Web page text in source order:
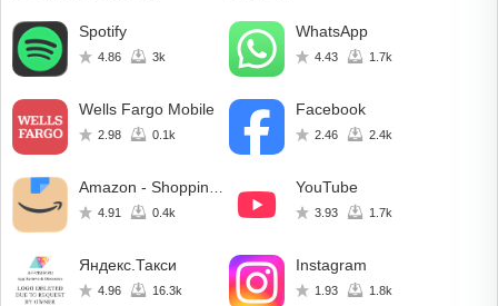
Spotify
4.86 3k
Wells Fargo Mobile
2.98 0.1k
Amazon - Shopping made easy
4.91 0.4k
Яндекс.Такси
4.96 16.3k
WhatsApp
4.43 1.7k
Facebook
2.46 2.4k
YouTube
3.93 1.7k
Instagram
1.93 1.8k